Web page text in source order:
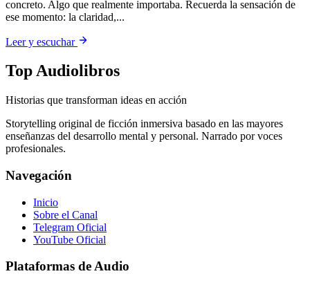
concreto. Algo que realmente importaba. Recuerda la sensación de
ese momento: la claridad,...
Leer y escuchar
Top Audiolibros
Historias que transforman ideas en acción
Storytelling original de ficción inmersiva basado en las mayores
enseñanzas del desarrollo mental y personal. Narrado por voces
profesionales.
Navegación
Inicio
Sobre el Canal
Telegram Oficial
YouTube Oficial
Plataformas de Audio